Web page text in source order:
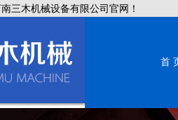
三木机械设备有限公司官网！
首